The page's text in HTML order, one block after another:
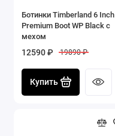
Ботинки Timberland 6 Inch
Premium Boot WP Black с
мехом
12590 ₽ 19890 ₽
Купить